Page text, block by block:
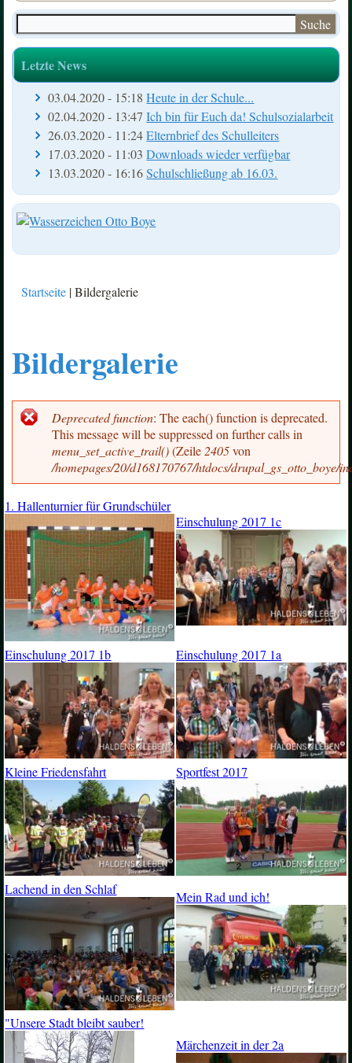
Suchformular
Suche
Letzte News
03.04.2020 - 15:18 Heute in der Schule...
02.04.2020 - 13:47 Ich bin für Euch da! Schulsozialarbeit
26.03.2020 - 11:24 Elternbrief des Schulleiters
17.03.2020 - 11:03 Downloads wieder verfügbar
13.03.2020 - 16:16 Schulschließung ab 16.03.
Startseite| Bildergalerie
Bildergalerie
Fehlermeldung
Deprecated function: The each() function is deprecated.
This message will be suppressed on further calls in
menu_set_active_trail()(Zeile 2405von
/homepages/20/d168170767/htdocs/drupal_gs_otto_boye/
1. Hallenturnier für Grundschüler
Einschulung 2017 1c
Einschulung 2017 1b Einschulung 2017 1a
Kleine Friedensfahrt Sportfest 2017
Lachend in den Schlaf Mein Rad und ich!
"Unsere Stadt bleibt sauber!
Märchenzeit in der 2a